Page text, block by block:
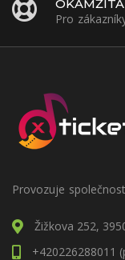
Pro
Provozuje společnost
Žižkova 252,
+420226288011